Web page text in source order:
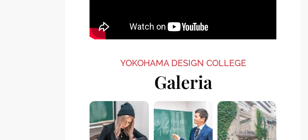
YOKOHAMA DESIGN COLLEGE
Galeria